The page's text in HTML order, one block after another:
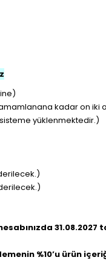
kadar on iki
sisteme yüklenmektedir.)
%10’u ürün